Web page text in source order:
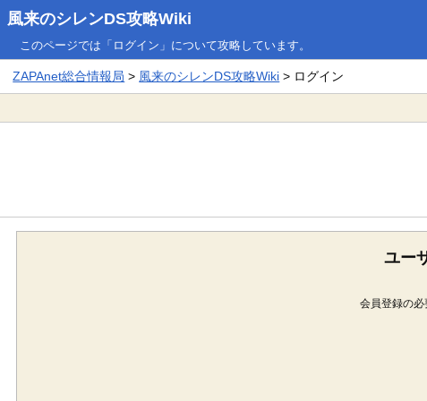
風来のシレンDS攻略Wiki
このページでは「ログイン」について攻略しています。
ZAPAnet総合情報局 > 風来のシレンDS攻略Wiki > ログイン
ユー
会員登録の必